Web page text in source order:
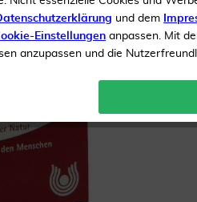
und dem
Einstellungen anpassen. Mit
anzupassen und die